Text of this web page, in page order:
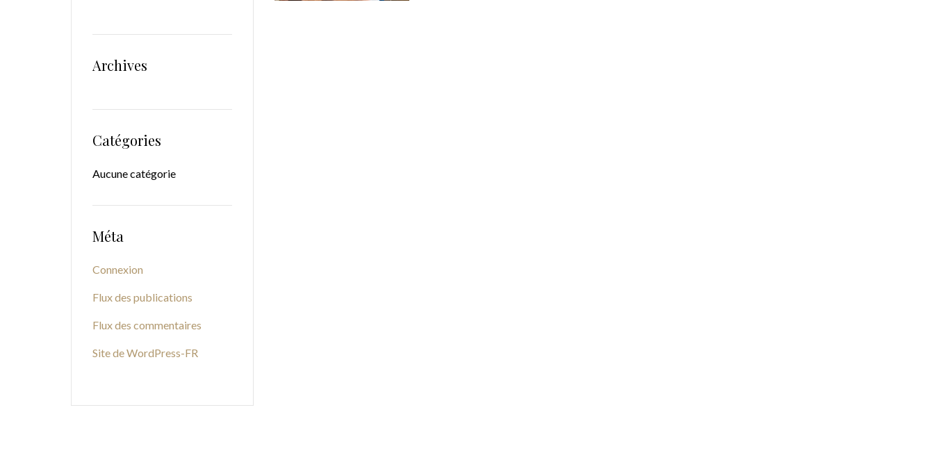
Archives
Catégories
Aucune catégorie
Méta
Connexion
Flux des publications
Flux des commentaires
Site de WordPress-FR